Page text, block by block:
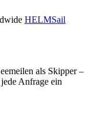
HELMSail
als Skipper –
Anfrage ein